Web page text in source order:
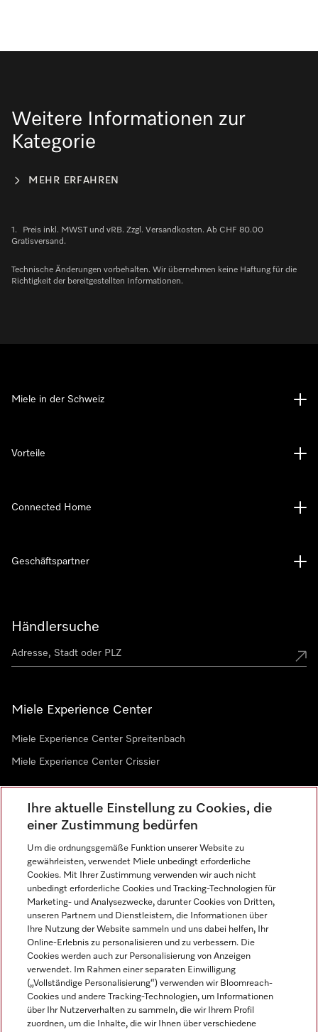
Weitere Informationen zur
Kategorie
MEHR ERFAHREN
1.
Preis inkl. MWST und vRB. Zzgl. Versandkosten. Ab CHF 80.00
Gratisversand.
Technische Änderungen vorbehalten. Wir übernehmen keine Haftung für die
Richtigkeit der bereitgestellten Informationen.
Händlersuche
Miele Experience Center
Miele Experience Center Spreitenbach
Miele Experience Center Crissier
Newsletter
Sprache
DEUTSCH
Miele in der Schweiz
Vorteile
Connected Home
Geschäftspartner
Ihre aktuelle Einstellung zu Cookies, die
einer Zustimmung bedürfen
Um die ordnungsgemäße Funktion unserer Website zu
gewährleisten, verwendet Miele unbedingt erforderliche
Cookies. Mit Ihrer Zustimmung verwenden wir auch nicht
unbedingt erforderliche Cookies und Tracking-Technologien für
Marketing- und Analysezwecke, darunter Cookies von Dritten,
unseren Partnern und Dienstleistern, die Informationen über
Ihre Nutzung der Website sammeln und uns dabei helfen, Ihr
Online-Erlebnis zu personalisieren und zu verbessern. Die
Cookies werden auch zur Personalisierung von Anzeigen
verwendet. Im Rahmen einer separaten Einwilligung
(„Vollständige Personalisierung“) verwenden wir Bloomreach-
Cookies und andere Tracking-Technologien, um Informationen
über Ihr Nutzerverhalten zu sammeln, die wir Ihrem Profil
zuordnen, um die Inhalte, die wir Ihnen über verschiedene